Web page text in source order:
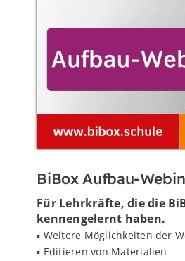
BiBox Aufbau-
Für Lehrkräfte, die die
kennengelernt haben.
▪️ Weitere Möglichkeiten der
▪️ Editieren von Materialien